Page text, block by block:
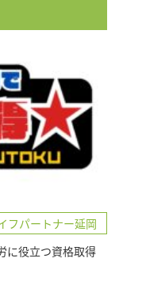
フパートナー延岡
に役立つ資格取得